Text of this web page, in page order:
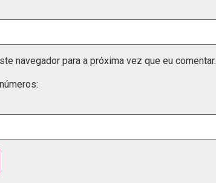
navegador para a próxima vez que eu comentar.